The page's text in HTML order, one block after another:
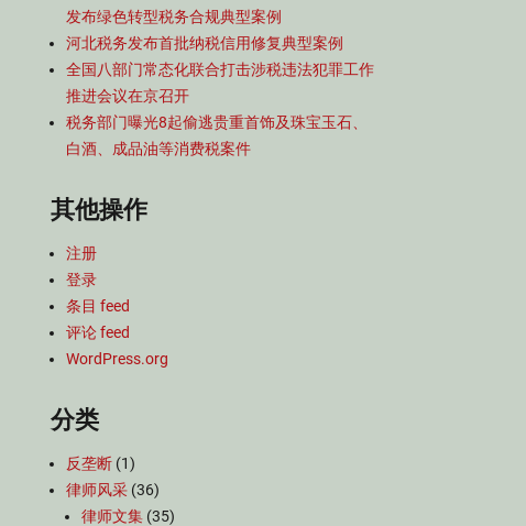
发布绿色转型税务合规典型案例
河北税务发布首批纳税信用修复典型案例
全国八部门常态化联合打击涉税违法犯罪工作
推进会议在京召开
税务部门曝光8起偷逃贵重首饰及珠宝玉石、
白酒、成品油等消费税案件
其他操作
注册
登录
条目 feed
评论 feed
WordPress.org
分类
反垄断 (1)
律师风采 (36)
律师文集 (35)